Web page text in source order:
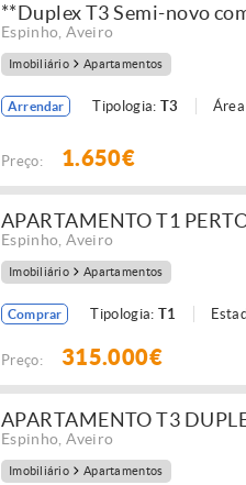
**Duplex T3 Semi-novo
Espinho ,Aveiro
Imobiliário Apartamentos
Arrendar Tipologia:T3
Preço: 1.650€
APARTAMENTO T1
Espinho ,Aveiro
Imobiliário Apartamentos
Comprar Tipologia: T1
Preço: 315.000€
APARTAMENTO T3
Espinho ,Aveiro
Imobiliário Apartamentos